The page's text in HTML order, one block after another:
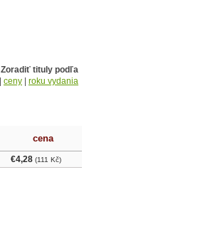
Zoradiť tituly podľa
ceny roku vydania
cena
€4,28 (111 Kč)